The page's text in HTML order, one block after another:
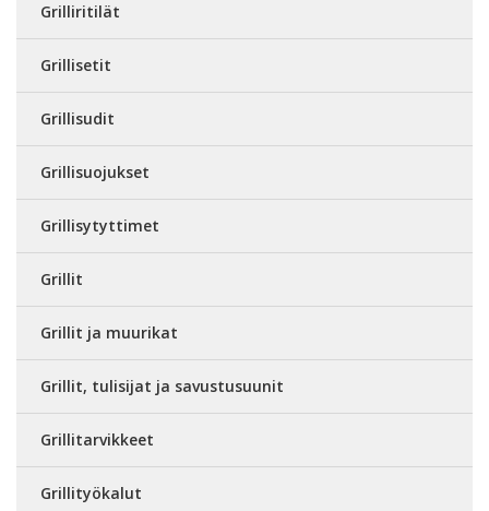
Grilliritilät
Grillisetit
Grillisudit
Grillisuojukset
Grillisytyttimet
Grillit
Grillit ja muurikat
Grillit, tulisijat ja savustusuunit
Grillitarvikkeet
Grillityökalut